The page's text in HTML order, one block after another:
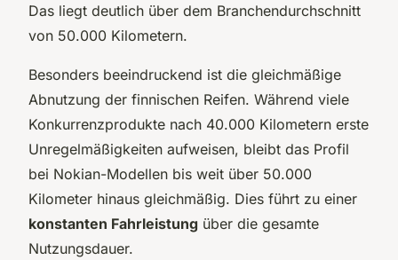
Das liegt deutlich über dem Branchendurchschnitt
von 50.000 Kilometern.
Besonders beeindruckend ist die gleichmäßige
Abnutzung der finnischen Reifen. Während viele
Konkurrenzprodukte nach 40.000 Kilometern erste
Unregelmäßigkeiten aufweisen, bleibt das Profil
bei Nokian-Modellen bis weit über 50.000
Kilometer hinaus gleichmäßig. Dies führt zu einer
konstanten Fahrleistung über die gesamte
Nutzungsdauer.